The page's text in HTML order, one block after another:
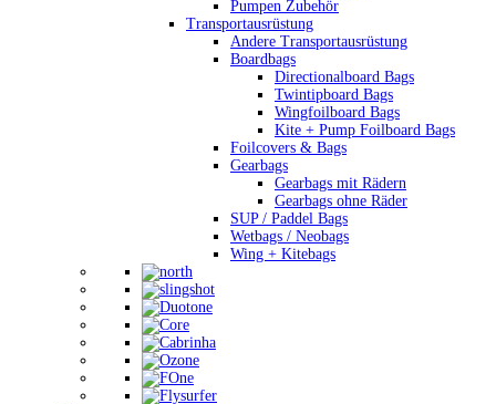
Pumpen Zubehör
Transportausrüstung
Andere Transportausrüstung
Boardbags
Directionalboard Bags
Twintipboard Bags
Wingfoilboard Bags
Kite + Pump Foilboard Bags
Foilcovers & Bags
Gearbags
Gearbags mit Rädern
Gearbags ohne Räder
SUP / Paddel Bags
Wetbags / Neobags
Wing + Kitebags